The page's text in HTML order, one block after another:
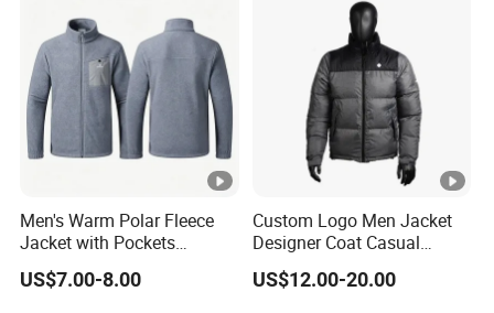
the one that is most convenient or cost-effective for
you.
For delivery, we accept FOB, CFR, CIF, EXW
Men's Warm Polar Fleece
Jacket with Pockets
Lightweight Outdoor Jacket
US$7.00-8.00
Custom Logo Men Jacket
Designer Coat Casual
Outdoor Coat Zipper Coat
Winter Men Jacket
US$12.00-20.00